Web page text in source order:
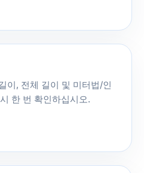
이, 전체 길이 및 미터법/인
한 번 확인하십시오.